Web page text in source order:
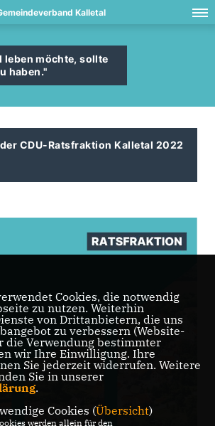
Kalletal
leben möchte, sollte
haben."
CDU-Ratsfraktion Kalletal 2022
Cookies, die notwendig
zu nutzen. Weiterhin
von Drittanbietern, die uns
zu verbessern (Website-
die Verwendung bestimmter
wir Ihre Einwilligung. Ihre
Sie jederzeit widerrufen. Weitere
Sie in unserer
.
Cookies (Übersicht)
werden allein für den